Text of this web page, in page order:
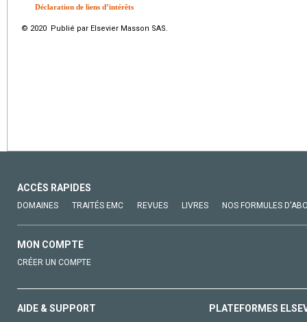
Déclaration de liens d’intérêts
© 2020 Publié par Elsevier Masson SAS.
ACCÈS RAPIDES
DOMAINES TRAITÉS EMC REVUES LIVRES NOS FORMULES
MON COMPTE
CRÉER UN COMPTE
AIDE & SUPPORT PLATEFORMES